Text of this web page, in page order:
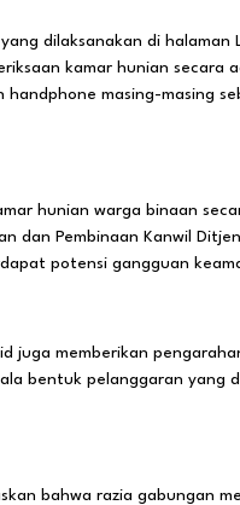
dilaksanakan di
kamar hunian secara
masing-masing
hunian warga binaan
dan Pembinaan Kanwil
potensi gangguan
juga memberikan
bentuk pelanggaran yang
bahwa razia gabungan